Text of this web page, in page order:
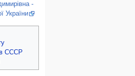
-
України
СССР